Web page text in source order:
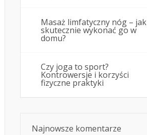
Masaż limfatyczny nóg – jak
skutecznie wykonać go w
domu?
Czy joga to sport?
Kontrowersje i korzyści
fizyczne praktyki
Najnowsze komentarze